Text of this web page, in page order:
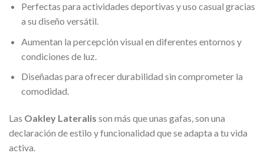
Perfectas para actividades deportivas y uso casual gracias
a su diseño versátil.
Aumentan la percepción visual en diferentes entornos y
condiciones de luz.
Diseñadas para ofrecer durabilidad sin comprometer la
comodidad.
Las Oakley Lateralis son más que unas gafas, son una
declaración de estilo y funcionalidad que se adapta a tu vida
activa.